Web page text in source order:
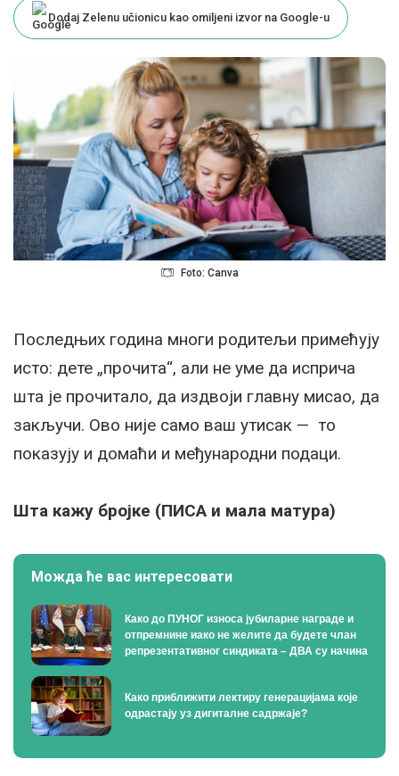
Dodaj Zelenu učionicu kao omiljeni izvor na Google-u
Foto: Canva
Последњих година многи родитељи примећују
истo: дете „прочита“, али не уме да исприча
шта је прочитало, да издвоји главну мисао, да
закључи. Ово није само ваш утисак — то
показују и домаћи и међународни подаци.
Шта кажу бројке (ПИСА и мала матура)
Можда ће вас интересовати
Како до ПУНОГ износа јубиларне награде и
отпремнине иако не желите да будете члан
репрезентативног синдиката – ДВА су начина
Како приближити лектиру генерацијама које
одрастају уз дигиталне садржаје?